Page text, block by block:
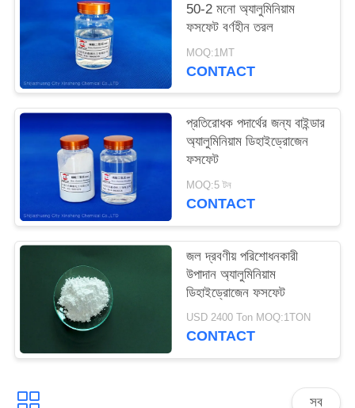
সাইট
PRIVACY
POLICY
50-2 মনো অ্যালুমিনিয়াম
ফসফেট বর্ণহীন তরল
MOQ:1MT
CONTACT
প্রতিরোধক পদার্থের জন্য বাইন্ডার
অ্যালুমিনিয়াম ডিহাইড্রোজেন
ফসফেট
MOQ:5 টন
CONTACT
জল দ্রবণীয় পরিশোধনকারী
উপাদান অ্যালুমিনিয়াম
ডিহাইড্রোজেন ফসফেট
USD 2400 Ton MOQ:1TON
CONTACT
সব